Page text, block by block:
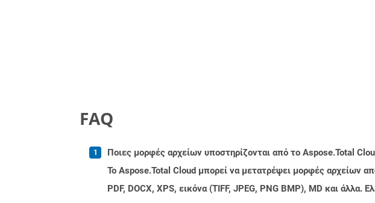
FAQ
Ποιες μορφές αρχείων υποστηρίζονται από το Aspose.Total
Το Aspose.Total Cloud μπορεί να μετατρέψει μορφές αρχείων
PDF, DOCX, XPS, εικόνα (TIFF, JPEG, PNG BMP), MD και άλλα.